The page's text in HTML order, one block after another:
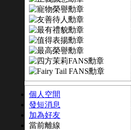
個人空間
發短消息
加為好友
當前離線